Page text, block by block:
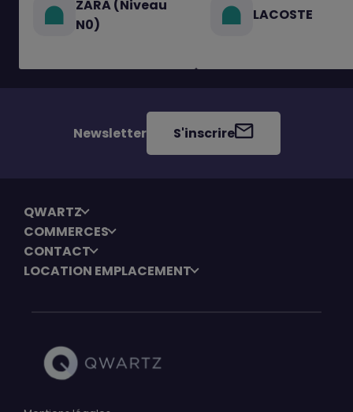
ZARA (Niveau
N0)
LACOSTE
Newsletter S'inscrire
QWARTZ
COMMERCES
CONTACT
LOCATION EMPLACEMENT